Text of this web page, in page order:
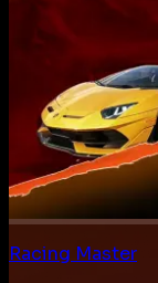
Racing Master